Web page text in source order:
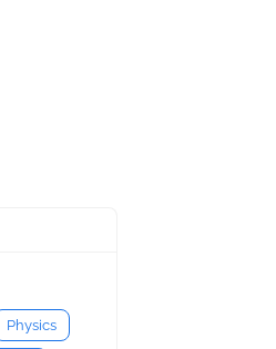
Physics